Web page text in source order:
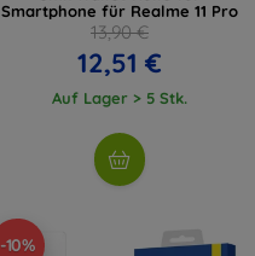
Smartphone für Realme 11 Pro
13,90 €
12,51 €
Auf Lager > 5 Stk.
-10%